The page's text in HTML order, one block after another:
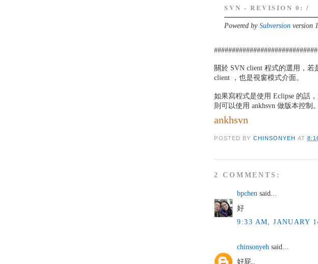
SVN - REVISION 0: /
Powered bySubversion version
關於 SVN client 程式的選用，
client ，也是視窗模式介面。
如果寫程式是使用 Eclipse 的話
則可以使用 ankhsvn 做版本控制。
ankhsvn
POSTED BY CHINSONYEH AT
2 COMMENTS:
bpchen said...
好
9:33 AM, JANUARY
chinsonyeh said...
好屁..